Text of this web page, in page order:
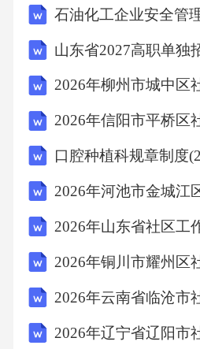
法最能体现这一理念()？A
B、对历史街区进行整体保
历史街区D、对古建筑进行
解析：保护历史文化遗产
史风貌和文化价值。A项拆
C项限制游客可能影响文化
能保留风貌，又能合理利用
护的理念。故选B。9．某
量，建立了完善的质量管理
心要素不包括()？A、质量
制C、员工培训D、市场营
析：质量管理体系通常包
口腔种植科规章制度